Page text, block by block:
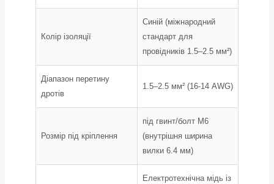
Колір ізоляції
Синій (міжнародний
стандарт для
провідників 1.5–2.5 мм²)
Діапазон перетину
дротів
1.5–2.5 мм² (16-14 AWG)
Розмір під кріплення
під гвинт/болт М6
(внутрішня ширина
вилки 6.4 мм)
Електротехнічна мідь із